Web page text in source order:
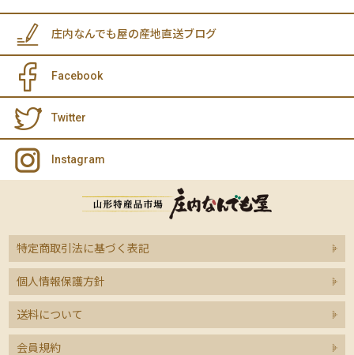
庄内なんでも屋の産地直送ブログ
Facebook
Twitter
Instagram
特定商取引法に基づく表記
個人情報保護方針
送料について
会員規約